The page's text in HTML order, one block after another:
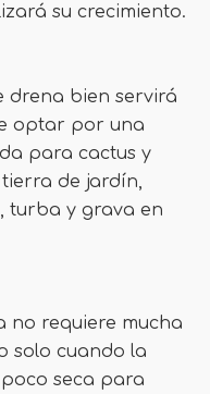
su crecimiento.
drena bien servirá
optar por una
para cactus y
de jardín,
turba y grava en
no requiere mucha
solo cuando la
seca para